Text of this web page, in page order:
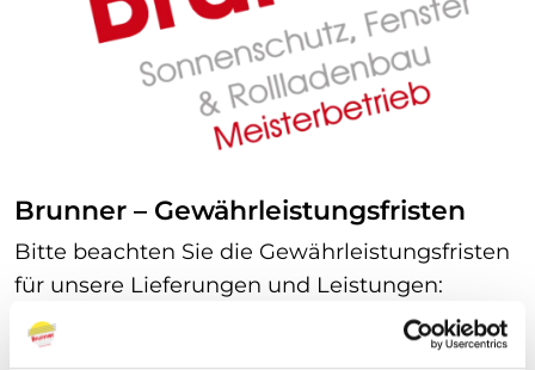
Brunner – Gewährleistungsfristen
Bitte beachten Sie die Gewährleistungsfristen
für unsere Lieferungen und Leistungen:
2 Jahre für mechanische und bewegliche